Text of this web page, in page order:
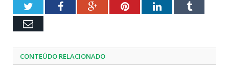
TwitterFacebookGoogle+PinterestLinkedInTumblr
Email
CONTEÚDO RELACIONADO